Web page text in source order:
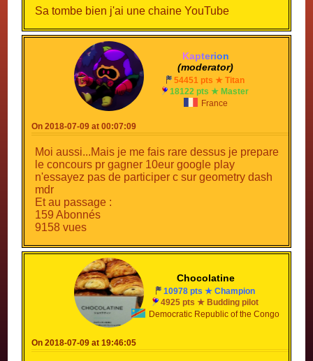
Sa tombe bien j'ai une chaine YouTube
Kapterion
(moderator)
54451 pts ★ Titan
18122 pts ★ Master
France
On 2018-07-09 at 00:07:09
Moi aussi...Mais je me fais rare dessus je prepare
le concours pr gagner 10eur google play
n'essayez pas de participer c sur geometry dash
mdr
Et au passage :
159 Abonnés
9158 vues
Chocolatine
10978 pts ★ Champion
4925 pts ★ Budding pilot
Democratic Republic of the Congo
On 2018-07-09 at 19:46:05